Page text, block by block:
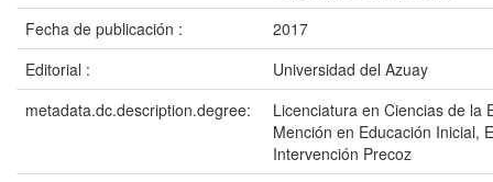
Fecha de publicación :
2017
Editorial :
Universidad del Azuay
metadata.dc.description.degree:
Licenciatura en Ciencias de la
Mención en Educación Inicial,
Intervención Precoz